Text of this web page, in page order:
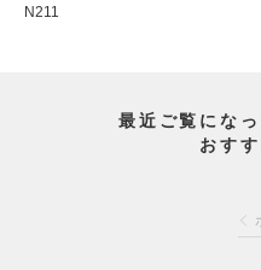
N211
最近ご覧にな
おす